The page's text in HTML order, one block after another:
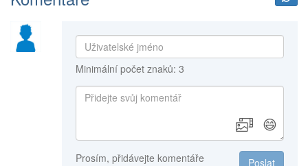
Minimální počet znaků: 3
😄
Poslat
Prosím, přidávejte komentáře